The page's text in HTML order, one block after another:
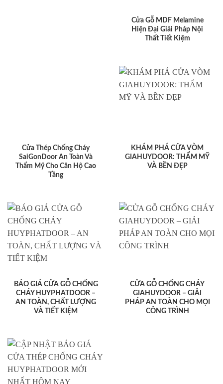
Cửa Gỗ MDF Melamine
Hiện Đại Giải Pháp Nội
Thất Tiết Kiệm
Cửa Thép Chống Cháy
SaiGonDoor An Toàn Và
Thẩm Mỹ Cho Căn Hộ Cao
Tầng
KHÁM PHÁ CỬA VÒM
GIAHUYDOOR: THẨM MỸ
VÀ BỀN ĐẸP
BÁO GIÁ CỬA GỖ CHỐNG
CHÁY HUYPHATDOOR –
AN TOÀN, CHẤT LƯỢNG
VÀ TIẾT KIỆM
CỬA GỖ CHỐNG CHÁY
GIAHUYDOOR – GIẢI
PHÁP AN TOÀN CHO MỌI
CÔNG TRÌNH